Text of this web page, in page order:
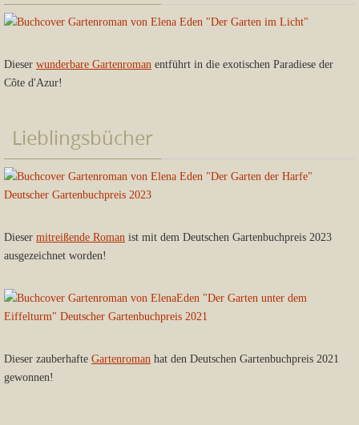
Dieser wunderbare Gartenroman entführt in die exotischen Paradiese der
Côte d'Azur!
Lieblingsbücher
Dieser mitreißende Roman ist mit dem Deutschen Gartenbuchpreis 2023
ausgezeichnet worden!
Dieser zauberhafte Gartenroman hat den Deutschen Gartenbuchpreis 2021
gewonnen!